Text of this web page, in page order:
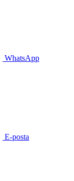
WhatsApp
E-posta